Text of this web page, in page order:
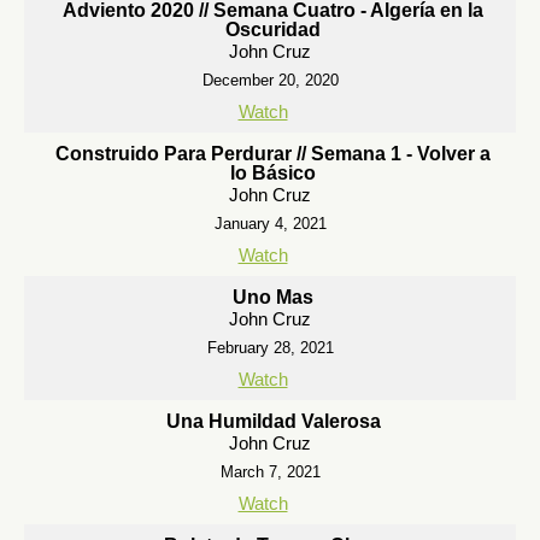
Adviento 2020 // Semana Cuatro - Algería en la
Oscuridad
John Cruz
December 20, 2020
Watch
Construido Para Perdurar // Semana 1 - Volver a
lo Básico
John Cruz
January 4, 2021
Watch
Uno Mas
John Cruz
February 28, 2021
Watch
Una Humildad Valerosa
John Cruz
March 7, 2021
Watch